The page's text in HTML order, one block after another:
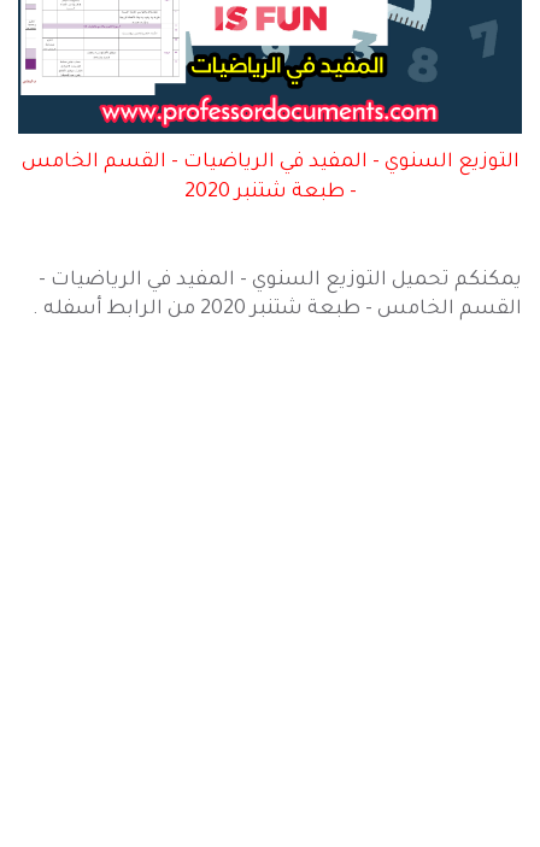
التوزيع السنوي - المفيد في الرياضيات - القسم الخامس
- طبعة شتنبر 2020
يمكنكم تحميل التوزيع السنوي - المفيد في الرياضيات -
القسم الخامس - طبعة شتنبر 2020 من الرابط أسفله .